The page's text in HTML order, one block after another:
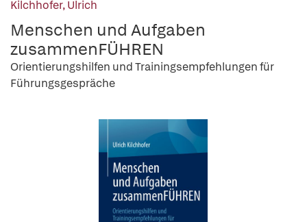
Kilchhofer, Ulrich
Menschen und Aufgaben
zusammenFÜHREN
Orientierungshilfen und Trainingsempfehlungen für
Führungsgespräche